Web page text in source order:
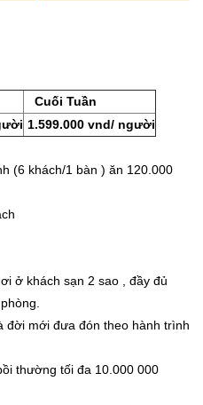
Cuối Tuần
1.599.000 vnd/ người
(6 khách/1 bàn ) ăn 120.000
ở khách sạn 2 sao , đầy đủ
đời mới đưa đón theo hành trình
thường tối đa 10.000 000